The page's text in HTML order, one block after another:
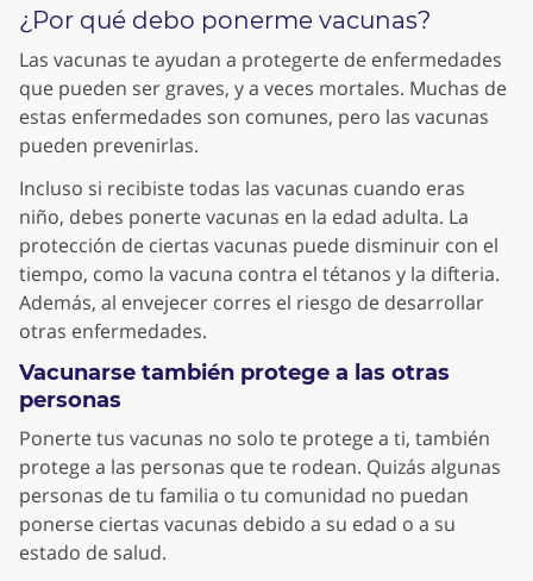
¿Por qué debo ponerme vacunas?
Las vacunas te ayudan a protegerte de enfermedades
que pueden ser graves, y a veces mortales. Muchas de
estas enfermedades son comunes, pero las vacunas
pueden prevenirlas.
Incluso si recibiste todas las vacunas cuando eras
niño, debes ponerte vacunas en la edad adulta. La
protección de ciertas vacunas puede disminuir con el
tiempo, como la vacuna contra el tétanos y la difteria.
Además, al envejecer corres el riesgo de desarrollar
otras enfermedades.
Vacunarse también protege a las otras
personas
Ponerte tus vacunas no solo te protege a ti, también
protege a las personas que te rodean. Quizás algunas
personas de tu familia o tu comunidad no puedan
ponerse ciertas vacunas debido a su edad o a su
estado de salud.